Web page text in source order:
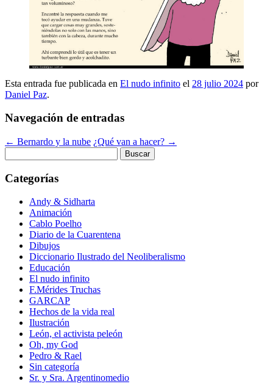
Esta entrada fue publicada en El nudo infinito el 28 julio 2024 por
Daniel Paz.
Navegación de entradas
← Bernardo y la nube ¿Qué van a hacer? →
Categorías
Andy & Sidharta
Animación
Cablo Poelho
Diario de la Cuarentena
Dibujos
Diccionario Ilustrado del Neoliberalismo
Educación
El nudo infinito
F.Mérides Truchas
GARCAP
Hechos de la vida real
Ilustración
León, el activista peleón
Oh, my God
Pedro & Rael
Sin categoría
Sr. y Sra. Argentinomedio